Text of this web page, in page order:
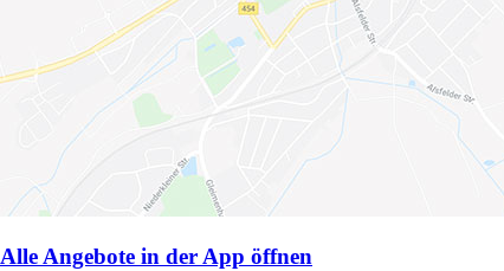
Alle Angebote in der App öffnen